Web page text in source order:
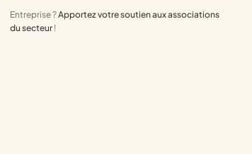
Entreprise ?Apportez votre soutien aux associations
du secteur !